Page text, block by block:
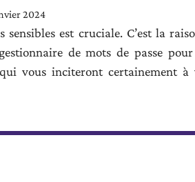
2024
est cruciale. C’est la
de mots de passe
vous inciteront certainement